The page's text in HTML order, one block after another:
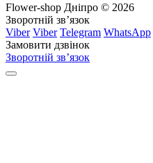
Flower-shop Дніпро © 2026
Зворотній зв’язок
Viber Viber Telegram WhatsApp
Замовити дзвінок
Зворотній зв’язок